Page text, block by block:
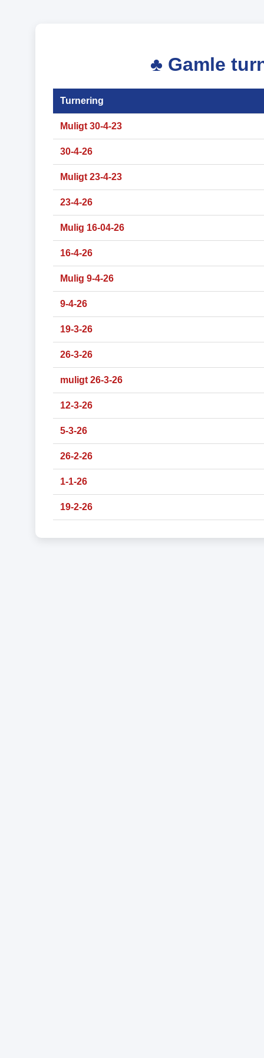
♣ Gamle
Turnering
Muligt 30-4-23
30-4-26
Muligt 23-4-23
23-4-26
Mulig 16-04-26
16-4-26
Mulig 9-4-26
9-4-26
19-3-26
26-3-26
muligt 26-3-26
12-3-26
5-3-26
26-2-26
1-1-26
19-2-26